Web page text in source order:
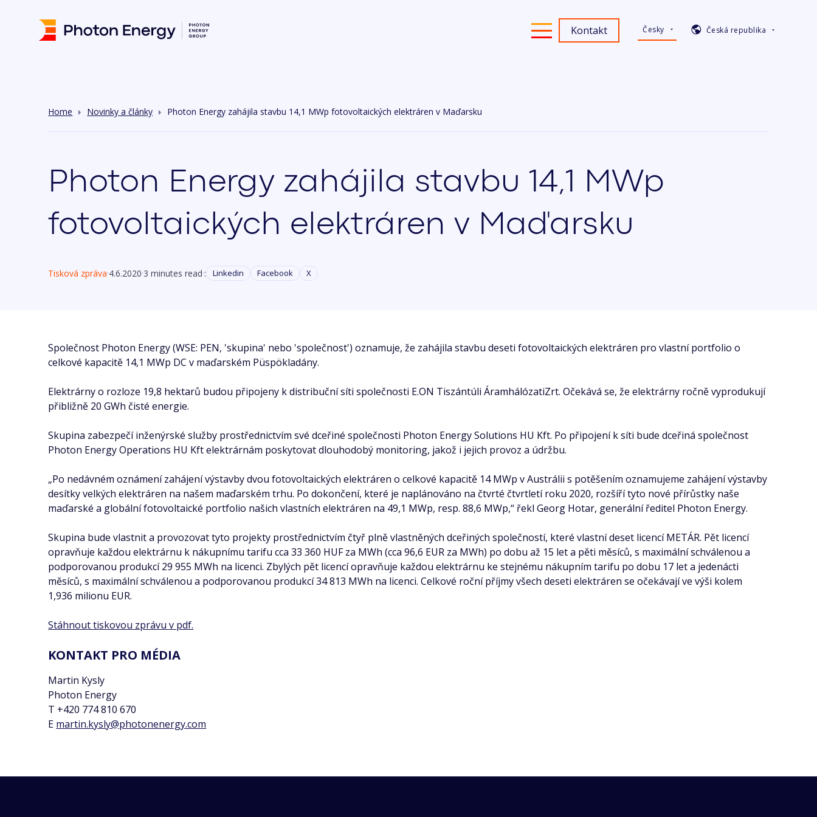
Kontakt Česky Česká republika
Home Novinky a články Photon Energy zahájila stavbu 14,1 MWp fotovoltaických elektráren v Maďarsku
Photon Energy zahájila stavbu 14,1 MWp
fotovoltaických elektráren v Maďarsku
Tisková zpráva 4.6.2020 3 minutes read : Linkedin Facebook X
Společnost Photon Energy (WSE: PEN, 'skupina' nebo 'společnost') oznamuje, že zahájila stavbu deseti fotovoltaických elektráren pro vlastní portfolio o
celkové kapacitě 14,1 MWp DC v maďarském Püspökladány.
Elektrárny o rozloze 19,8 hektarů budou připojeny k distribuční síti společnosti E.ON Tiszántúli ÁramhálózatiZrt. Očekává se, že elektrárny ročně vyprodukují
přibližně 20 GWh čisté energie.
Skupina zabezpečí inženýrské služby prostřednictvím své dceřiné společnosti Photon Energy Solutions HU Kft. Po připojení k síti bude dceřiná společnost
Photon Energy Operations HU Kft elektrárnám poskytovat dlouhodobý monitoring, jakož i jejich provoz a údržbu.
„Po nedávném oznámení zahájení výstavby dvou fotovoltaických elektráren o celkové kapacitě 14 MWp v Austrálii s potěšením oznamujeme zahájení výstavby
desítky velkých elektráren na našem maďarském trhu. Po dokončení, které je naplánováno na čtvrté čtvrtletí roku 2020, rozšíří tyto nové přírůstky naše
maďarské a globální fotovoltaické portfolio našich vlastních elektráren na 49,1 MWp, resp. 88,6 MWp,“ řekl Georg Hotar, generální ředitel Photon Energy.
Skupina bude vlastnit a provozovat tyto projekty prostřednictvím čtyř plně vlastněných dceřiných společností, které vlastní deset licencí METÁR. Pět licencí
opravňuje každou elektrárnu k nákupnímu tarifu cca 33 360 HUF za MWh (cca 96,6 EUR za MWh) po dobu až 15 let a pěti měsíců, s maximální schválenou a
podporovanou produkcí 29 955 MWh na licenci. Zbylých pět licencí opravňuje každou elektrárnu ke stejnému nákupním tarifu po dobu 17 let a jedenácti
měsíců, s maximální schválenou a podporovanou produkcí 34 813 MWh na licenci. Celkové roční příjmy všech deseti elektráren se očekávají ve výši kolem
1,936 milionu EUR.
Stáhnout tiskovou zprávu v pdf.
KONTAKT PRO MÉDIA
Martin Kysly
Photon Energy
T +420 774 810 670
E martin.kysly@photonenergy.com